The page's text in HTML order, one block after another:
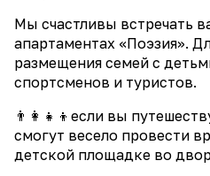
Мы счастливы встречать
апартаментах «Поэзия».
размещения семей с
спортсменов и туристов.
👨‍👩‍👧‍👦если вы
смогут весело провести
детской площадке во